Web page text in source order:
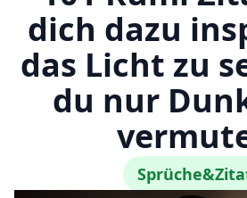
dich dazu
das Licht zu
du nur